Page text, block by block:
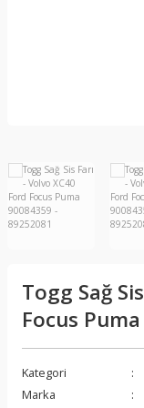
Togg Sağ
Focus
Kategori
Marka